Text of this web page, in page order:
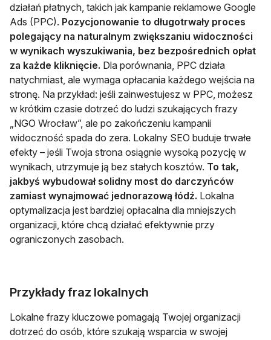
działań płatnych, takich jak kampanie reklamowe Google
Ads (PPC). Pozycjonowanie to długotrwały proces
polegający na naturalnym zwiększaniu widoczności
w wynikach wyszukiwania, bez bezpośrednich opłat
za każde kliknięcie. Dla porównania, PPC działa
natychmiast, ale wymaga opłacania każdego wejścia na
stronę. Na przykład: jeśli zainwestujesz w PPC, możesz
w krótkim czasie dotrzeć do ludzi szukających frazy
„NGO Wrocław”, ale po zakończeniu kampanii
widoczność spada do zera. Lokalny SEO buduje trwałe
efekty – jeśli Twoja strona osiągnie wysoką pozycję w
wynikach, utrzymuje ją bez stałych kosztów. To tak,
jakbyś wybudował solidny most do darczyńców
zamiast wynajmować jednorazową łódź. Lokalna
optymalizacja jest bardziej opłacalna dla mniejszych
organizacji, które chcą działać efektywnie przy
ograniczonych zasobach.
Przykłady fraz lokalnych
Lokalne frazy kluczowe pomagają Twojej organizacji
dotrzeć do osób, które szukają wsparcia w swojej